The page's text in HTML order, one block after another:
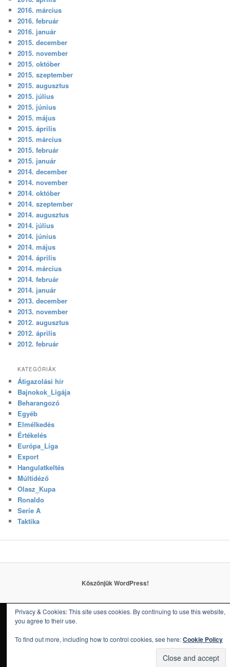
2016. március
2016. február
2016. január
2015. december
2015. november
2015. október
2015. szeptember
2015. augusztus
2015. július
2015. június
2015. május
2015. április
2015. március
2015. február
2015. január
2014. december
2014. november
2014. október
2014. szeptember
2014. augusztus
2014. július
2014. június
2014. május
2014. április
2014. március
2014. február
2014. január
2013. december
2013. november
2012. augusztus
2012. április
2012. február
KATEGÓRIÁK
Átigazolási hír
Bajnokok_Ligája
Beharangozó
Egyéb
Elmélkedés
Értékelés
Európa_Liga
Export
Hangulatkeltés
Múltidéző
Olasz_Kupa
Ronaldo
Serie A
Taktika
Köszönjük WordPress!
Privacy & Cookies: This site uses cookies. By continuing to use this website,
you agree to their use.
To find out more, including how to control cookies, see here:Cookie Policy